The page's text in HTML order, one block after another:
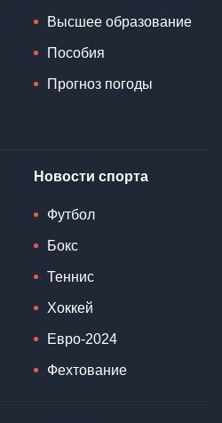
Высшее образование
Пособия
Прогноз погоды
Новости спорта
Футбол
Бокс
Теннис
Хоккей
Евро-2024
Фехтование